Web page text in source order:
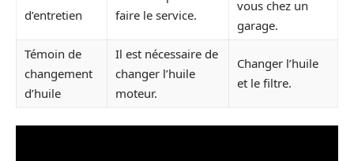
d’entretien
faire le service.
vous chez un
garage.
Témoin de
changement
d’huile
Il est nécessaire de
changer l’huile
moteur.
Changer l’huile
et le filtre.